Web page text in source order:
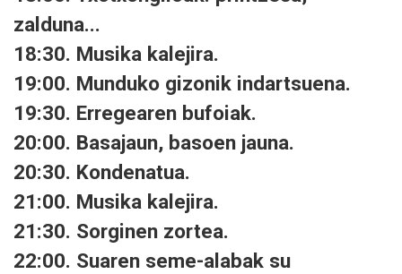
zalduna...
18:30. Musika kalejira.
19:00. Munduko gizonik indartsuena.
19:30. Erregearen bufoiak.
20:00. Basajaun, basoen jauna.
20:30. Kondenatua.
21:00. Musika kalejira.
21:30. Sorginen zortea.
22:00. Suaren seme-alabak su